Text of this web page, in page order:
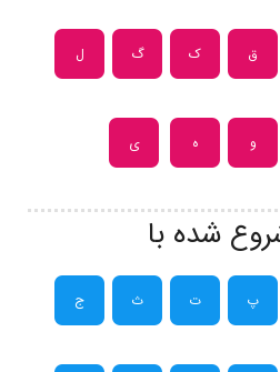
ق ک گ ل
و ه ی
شده با
پ ت ث ج